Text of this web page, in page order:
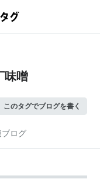
味噌
このタグでブログを書く
ブログ